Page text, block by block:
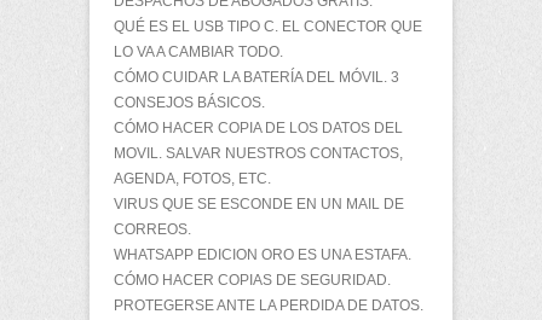
QUÉ ES EL USB TIPO C. EL CONECTOR QUE
LO VA A CAMBIAR TODO.
CÓMO CUIDAR LA BATERÍA DEL MÓVIL. 3
CONSEJOS BÁSICOS.
CÓMO HACER COPIA DE LOS DATOS DEL
MOVIL. SALVAR NUESTROS CONTACTOS,
AGENDA, FOTOS, ETC.
VIRUS QUE SE ESCONDE EN UN MAIL DE
CORREOS.
WHATSAPP EDICION ORO ES UNA ESTAFA.
CÓMO HACER COPIAS DE SEGURIDAD.
PROTEGERSE ANTE LA PERDIDA DE DATOS.